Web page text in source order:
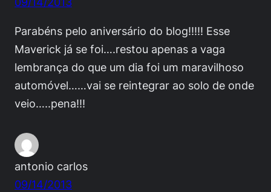
Parabéns pelo aniversário do blog!!!!! Esse
Maverick já se foi….restou apenas a vaga
lembrança do que um dia foi um maravilhoso
automóvel……vai se reintegrar ao solo de onde
veio…..pena!!!
antonio carlos
09/14/2013